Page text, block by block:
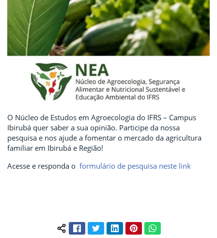
O Núcleo de Estudos em Agroecologia do IFRS – Campus
Ibirubá quer saber a sua opinião. Participe da nossa
pesquisa e nos ajude a fomentar o mercado da agricultura
familiar em Ibirubá e Região!
Acesse e responda o formulário de pesquisa neste link
Compartilhar conteúdo:
FacebookTwitterLinkedInPinterestWhatsApp